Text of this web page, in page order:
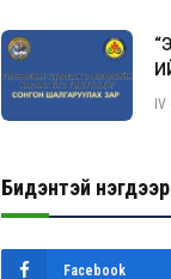
IV
Бидэнтэй
Facebook